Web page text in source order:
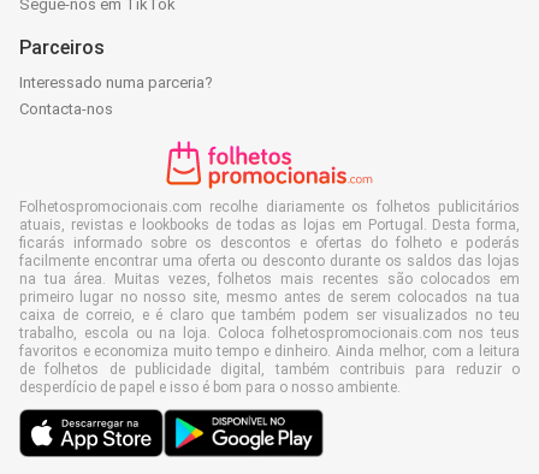
Segue-nos em TikTok
Parceiros
Interessado numa parceria?
Contacta-nos
Folhetospromocionais.com recolhe diariamente os folhetos publicitários
atuais, revistas e lookbooks de todas as lojas em Portugal. Desta forma,
ficarás informado sobre os descontos e ofertas do folheto e poderás
facilmente encontrar uma oferta ou desconto durante os saldos das lojas
na tua área. Muitas vezes, folhetos mais recentes são colocados em
primeiro lugar no nosso site, mesmo antes de serem colocados na tua
caixa de correio, e é claro que também podem ser visualizados no teu
trabalho, escola ou na loja. Coloca folhetospromocionais.com nos teus
favoritos e economiza muito tempo e dinheiro. Ainda melhor, com a leitura
de folhetos de publicidade digital, também contribuis para reduzir o
desperdício de papel e isso é bom para o nosso ambiente.